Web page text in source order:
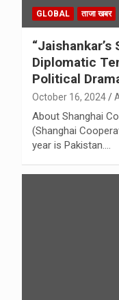
GLOBAL ताजा खबर
Diplomatic
Political
October 16, 2024
About Shanghai
(Shanghai
year is Pakistan.…